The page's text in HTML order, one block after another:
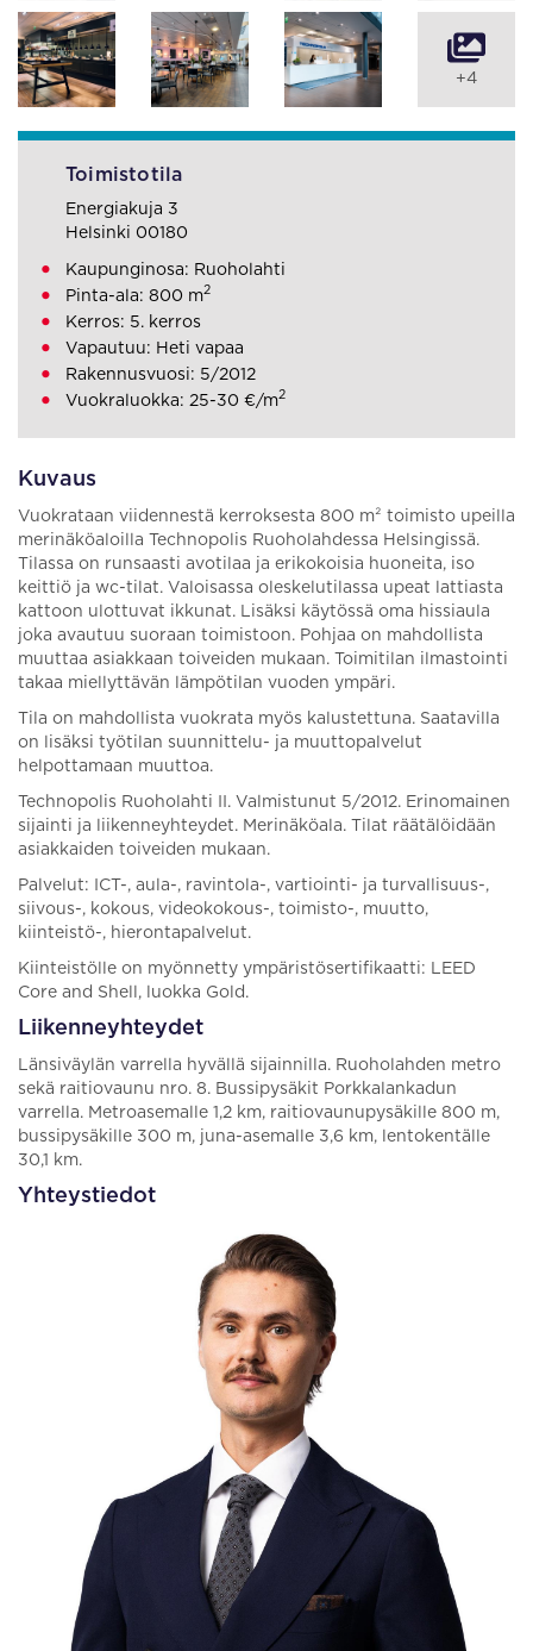
Kuvaus
Vuokrataan viidennestä kerroksesta 800 m² toimisto upeilla
merinäköaloilla Technopolis Ruoholahdessa Helsingissä.
Tilassa on runsaasti avotilaa ja erikokoisia huoneita, iso
keittiö ja wc-tilat. Valoisassa oleskelutilassa upeat lattiasta
kattoon ulottuvat ikkunat. Lisäksi käytössä oma hissiaula
joka avautuu suoraan toimistoon. Pohjaa on mahdollista
muuttaa asiakkaan toiveiden mukaan. Toimitilan ilmastointi
takaa miellyttävän lämpötilan vuoden ympäri.
Tila on mahdollista vuokrata myös kalustettuna. Saatavilla
on lisäksi työtilan suunnittelu- ja muuttopalvelut
helpottamaan muuttoa.
Technopolis Ruoholahti II. Valmistunut 5/2012. Erinomainen
sijainti ja liikenneyhteydet. Merinäköala. Tilat räätälöidään
asiakkaiden toiveiden mukaan.
Palvelut: ICT-, aula-, ravintola-, vartiointi- ja turvallisuus-,
siivous-, kokous, videokokous-, toimisto-, muutto,
kiinteistö-, hierontapalvelut.
Kiinteistölle on myönnetty ympäristösertifikaatti: LEED
Core and Shell, luokka Gold.
Liikenneyhteydet
Länsiväylän varrella hyvällä sijainnilla. Ruoholahden metro
sekä raitiovaunu nro. 8. Bussipysäkit Porkkalankadun
varrella. Metroasemalle 1,2 km, raitiovaunupysäkille 800 m,
bussipysäkille 300 m, juna-asemalle 3,6 km, lentokentälle
30,1 km.
Yhteystiedot
+4
Toimistotila
Energiakuja 3
Helsinki 00180
Kaupunginosa: Ruoholahti
Pinta-ala: 800 m2
Kerros: 5. kerros
Vapautuu: Heti vapaa
Rakennusvuosi: 5/2012
Vuokraluokka: 25-30 €/m2